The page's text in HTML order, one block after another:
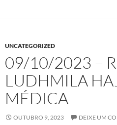
UNCATEGORIZED
09/10/2023 –
LUDHMILA
MÉDICA
OUTUBRO 9, 2023 DEIXE UM